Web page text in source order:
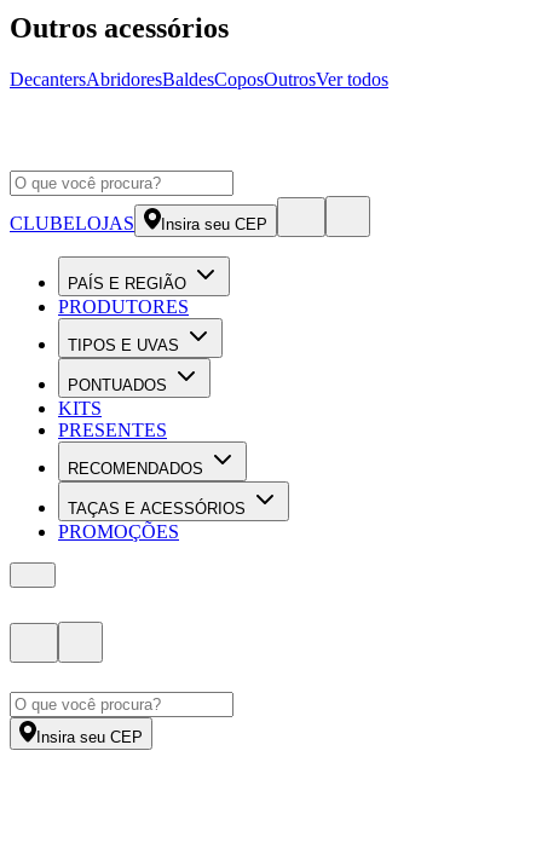
Outros acessórios
DecantersAbridoresBaldesCoposOutrosVer todos
CLUBELOJAS Insira seu CEP
PAÍS E REGIÃO
PRODUTORES
TIPOS E UVAS
PONTUADOS
KITS
PRESENTES
RECOMENDADOS
TAÇAS E ACESSÓRIOS
PROMOÇÕES
Insira seu CEP